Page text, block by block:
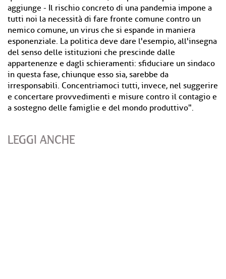
aggiunge - Il rischio concreto di una pandemia impone a
tutti noi la necessità di fare fronte comune contro un
nemico comune, un virus che si espande in maniera
esponenziale. La politica deve dare l'esempio, all'insegna
del senso delle istituzioni che prescinde dalle
appartenenze e dagli schieramenti: sfiduciare un sindaco
in questa fase, chiunque esso sia, sarebbe da
irresponsabili. Concentriamoci tutti, invece, nel suggerire
e concertare provvedimenti e misure contro il contagio e
a sostegno delle famiglie e del mondo produttivo".
LEGGI ANCHE